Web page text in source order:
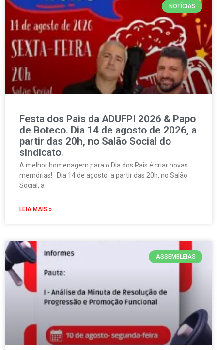
NOTÍCIAS
Festa dos Pais da ADUFPI 2026 & Papo
de Boteco. Dia 14 de agosto de 2026, a
partir das 20h, no Salão Social do
sindicato.
A melhor homenagem para o Dia dos Pais é criar novas
memórias! Dia 14 de agosto, a partir das 20h, no Salão
Social, a
LEIA MAIS »
ASSEMBLEIAS